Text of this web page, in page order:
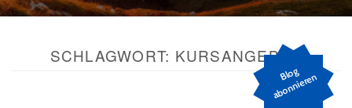
Bl
o
g
a
b
o
n
ni
er
e
n
SCHLAGWORT: KURSANGEBOT